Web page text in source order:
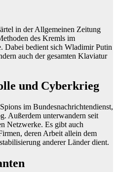
in der Allgemeinen Zeitung
des Kremls im
Dabei bedient sich Wladimir Putin
auch der gesamten Klaviatur
und Cyberkrieg
im Bundesnachrichtendienst,
Außerdem unterwandern seit
Netzwerke. Es gibt auch
deren Arbeit allein dem
anderer Länder dient.